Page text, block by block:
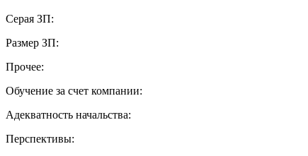
Серая ЗП:
Размер ЗП:
Прочее:
Обучение за счет компании:
Адекватность начальства:
Перспективы: